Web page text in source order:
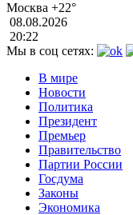
Москва +22°
08.08.2026
20:22
Мы в соц сетях:
В мире
Новости
Политика
Президент
Премьер
Правительство
Партии России
Госдума
Законы
Экономика